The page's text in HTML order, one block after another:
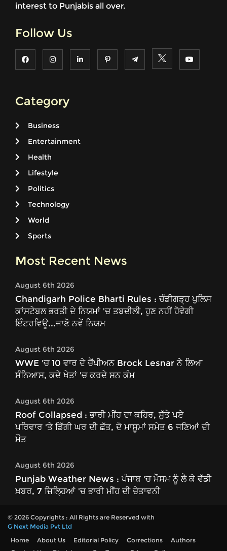
interest to Punjabis all over.
Follow Us
Category
Business
Entertainment
Health
Lifestyle
Politics
Technology
World
Sports
Most Recent News
August 6th 2026
Chandigarh Police Bharti Rules : ਚੰਡੀਗੜ੍ਹ ਪੁਲਿਸ
ਕਾਂਸਟੇਬਲ ਭਰਤੀ ਦੇ ਨਿਯਮਾਂ 'ਚ ਤਬਦੀਲੀ, ਹੁਣ ਨਹੀਂ ਹੋਵੇਗੀ
ਇੰਟਰਵਿਊ...ਜਾਣੋ ਨਵੇਂ ਨਿਯਮ
August 6th 2026
WWE 'ਚ 10 ਵਾਰ ਦੇ ਚੈਂਪੀਅਨ Brock Lesnar ਨੇ ਲਿਆ
ਸੰਨਿਆਸ, ਕਦੇ ਖੇਤਾਂ 'ਚ ਕਰਦੇ ਸਨ ਕੰਮ
August 6th 2026
Roof Collapsed : ਭਾਰੀ ਮੀਂਹ ਦਾ ਕਹਿਰ, ਸੁੱਤੇ ਪਏ
ਪਰਿਵਾਰ 'ਤੇ ਡਿੱਗੀ ਘਰ ਦੀ ਛੱਤ, ਦੋ ਮਾਸੂਮਾਂ ਸਮੇਤ 6 ਜਣਿਆਂ ਦੀ
ਮੌਤ
August 6th 2026
Punjab Weather News : ਪੰਜਾਬ 'ਚ ਮੌਸਮ ਨੂੰ ਲੈ ਕੇ ਵੱਡੀ
ਖ਼ਬਰ, 7 ਜ਼ਿਲ੍ਹਿਆਂ 'ਚ ਭਾਰੀ ਮੀਂਹ ਦੀ ਚੇਤਾਵਨੀ
© 2026 Copyrights : All Rights are Reserved with
G Next Media Pvt Ltd
Home
About Us Editorial Policy Corrections
Authors